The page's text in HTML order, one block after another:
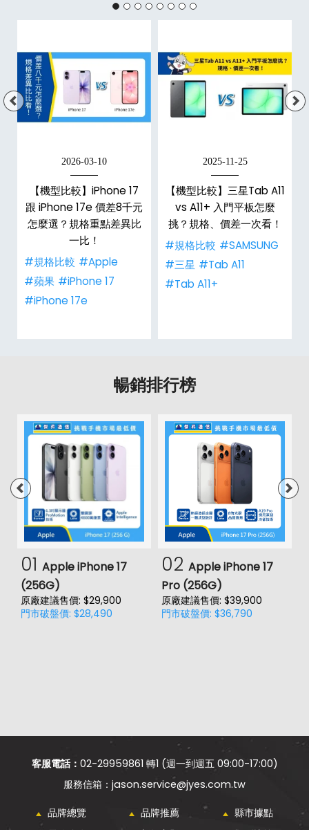
2026-03-10
【機型比較】iPhone 17
跟 iPhone 17e 價差8千元
怎麼選？規格重點差異比
一比！
#規格比較 #Apple
#蘋果 #iPhone 17
#iPhone 17e
2025-11-25
【機型比較】三星Tab A11
vs A11+ 入門平板怎麼
挑？規格、價差一次看！
#規格比較 #SAMSUNG
#三星 #Tab A11
#Tab A11+
暢銷排行榜
01 Apple iPhone 17
(256G)
原廠建議售價: $29,900
門市破盤價: $28,490
02 Apple iPhone 17
Pro (256G)
原廠建議售價: $39,900
門市破盤價: $36,790
客服電話： 02-29959861 轉1 (週一到週五 09:00-17:00)
jason.service@jyes.com.tw
品牌總覽 品牌推薦
縣市據點